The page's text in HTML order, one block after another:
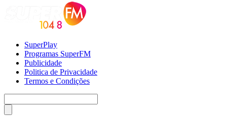
SuperPlay
Programas SuperFM
Publicidade
Politica de Privacidade
Termos e Condições